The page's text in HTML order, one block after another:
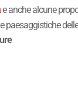
e anche alcune
paesaggistiche